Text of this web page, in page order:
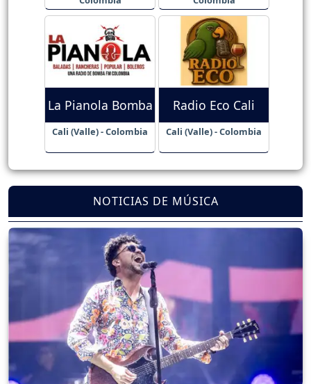
La Pianola Bomba
Cali (Valle) - Colombia
Radio Eco Cali
Cali (Valle) - Colombia
NOTICIAS DE MÚSICA